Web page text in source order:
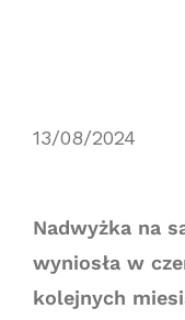
13/08/2024
Nadwyżka na
wyniosła w
kolejnych